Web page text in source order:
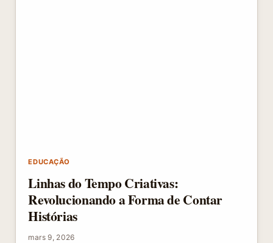
EDUCAÇÃO
Linhas do Tempo Criativas:
Revolucionando a Forma de Contar
Histórias
mars 9, 2026